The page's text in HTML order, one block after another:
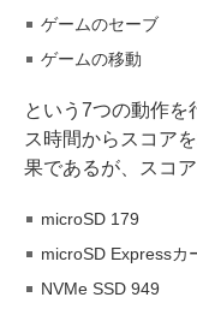
ゲームのセーブ
ゲームの移動
という7つの動作を
ス時間からスコア
果であるが、スコ
microSD 179
microSD Expressカ
NVMe SSD 949